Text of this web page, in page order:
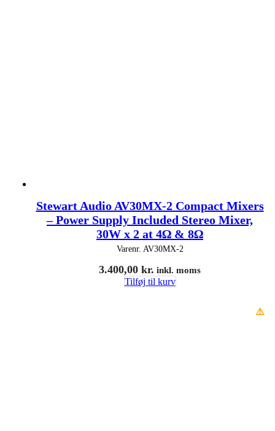
Stewart Audio AV30MX-2 Compact Mixers
– Power Supply Included Stereo Mixer,
30W x 2 at 4Ω & 8Ω
Varenr. AV30MX-2
3.400,00 kr. inkl. moms
Tilføj til kurv
⚠️